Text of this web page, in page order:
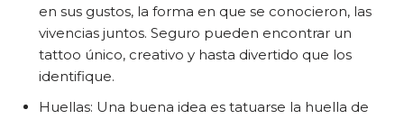
en sus gustos, la forma en que se conocieron, las
vivencias juntos. Seguro pueden encontrar un
tattoo único, creativo y hasta divertido que los
identifique.
Huellas: Una buena idea es tatuarse la huella de